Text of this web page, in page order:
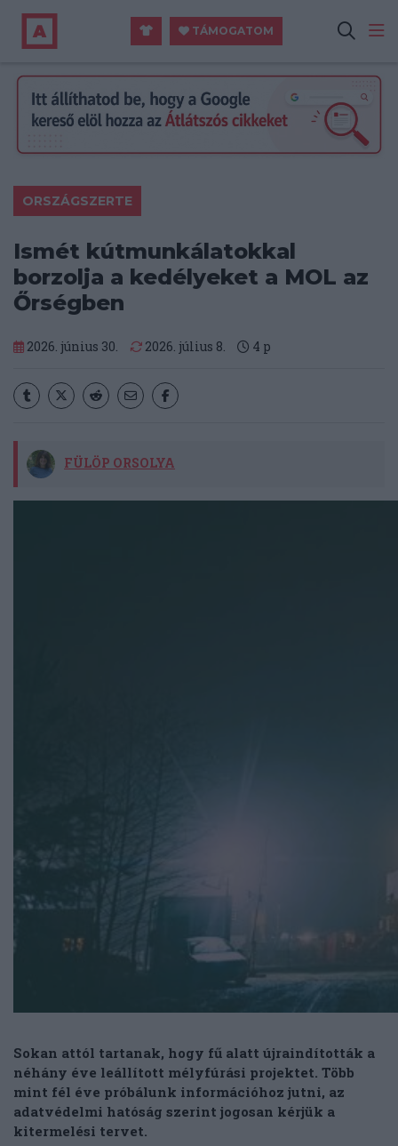
TÁMOGATOM
ORSZÁGSZERTE
Ismét kútmunkálatokkal
borzolja a kedélyeket a MOL az
Őrségben
2026. június 30. 2026. július 8. 4 p
FÜLÖP ORSOLYA
Sokan attól tartanak, hogy fű alatt újraindították a
néhány éve leállított mélyfúrási projektet. Több
mint fél éve próbálunk információhoz jutni, az
adatvédelmi hatóság szerint jogosan kérjük a
kitermelési tervet.